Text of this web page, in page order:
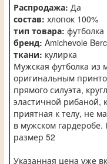
Распродажа: Да
состав: хлопок 100%
тип товара: футболка
бренд: Amichevole
ткани: кулирка
Мужская футболка из
оригинальным
прямого силуэта,
эластичной рибаной,
приятная к телу, не
в мужском гардеробе.
размер 52
Указанная цена уже